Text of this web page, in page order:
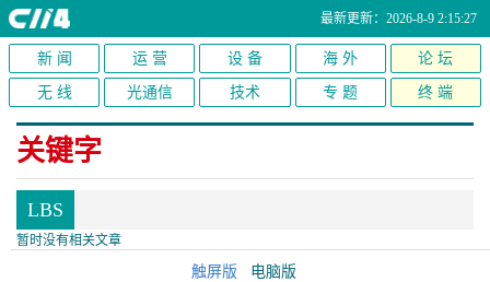
最新更新：2026-8-9 2:15:27
新 闻 运 营 设 备 海 外 论 坛
无 线 光通信 技术 专 题 终 端
关键字
LBS
Location－BasedServices－LBS，即无线定位业务又称为位置
暂时没有相关文章
触屏版 电脑版